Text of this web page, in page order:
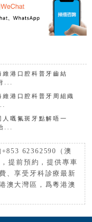
維港口腔科普牙齒結
...
維港口腔科普牙周組織
人嘅氟斑牙點解唔一
...
62362590（澳
提前預約，提供專車
、享受牙科診療最新
澳大灣區，爲粵港澳